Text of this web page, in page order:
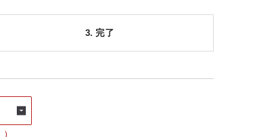
3. 完了
▼